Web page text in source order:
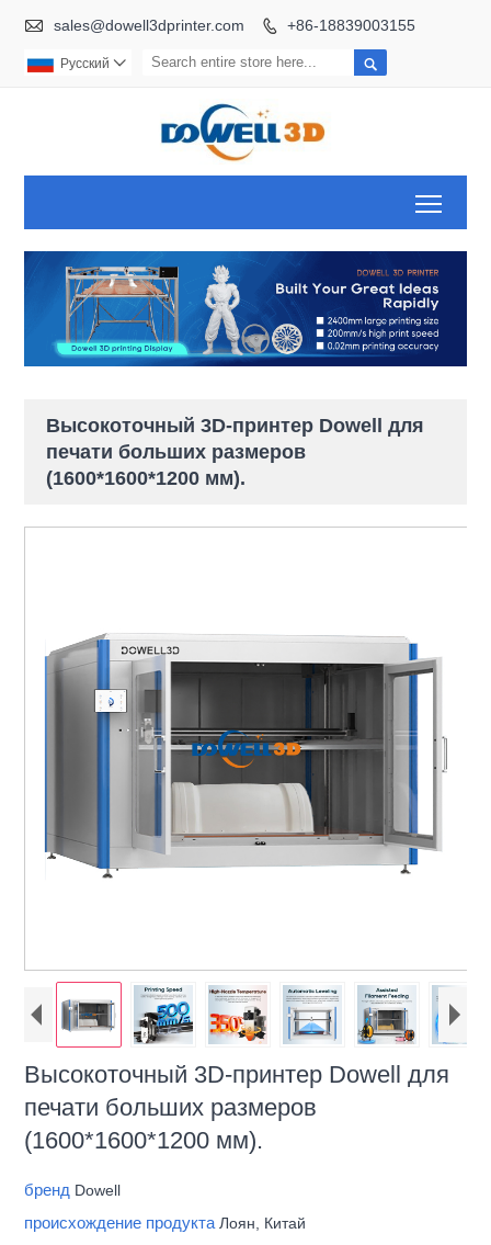
 sales@dowell3dprinter.com  +86-18839003155

Pусский 
Высокоточный 3D-принтер Dowell для
печати больших размеров
(1600*1600*1200 мм).
Высокоточный 3D-принтер Dowell для
печати больших размеров
(1600*1600*1200 мм).
бренд Dowell
происхождение продукта Лоян, Китай